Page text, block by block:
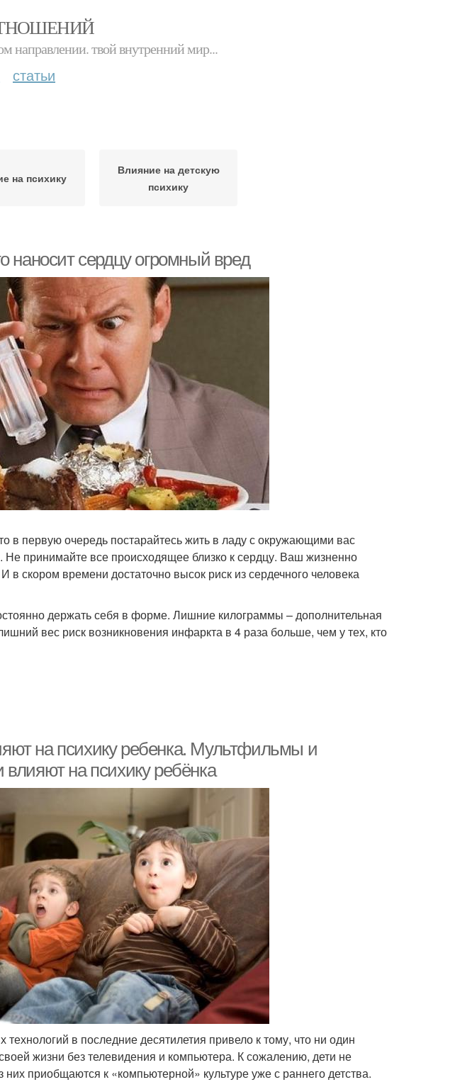
направлении. твой внутренний мир...
статьи
на психику
Влияние на детскую
психику
наносит сердцу огромный вред
в первую очередь постарайтесь жить в ладу с окружающими вас
принимайте все происходящее близко к сердцу. Ваш жизненно
в скором времени достаточно высок риск из сердечного человека
держать себя в форме. Лишние килограммы – дополнительная
вес риск возникновения инфаркта в 4 раза больше, чем у тех, кто
на психику ребенка. Мультфильмы и
на психику ребёнка
в последние десятилетия привело к тому, что ни один
жизни без телевидения и компьютера. К сожалению, дети не
приобщаются к «компьютерной» культуре уже с раннего детства.